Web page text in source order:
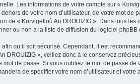
Les informations de votre compte sur «
de votre nom d’utilisateur, de votre mot
de « Korvigelloù An DROUIZIG ». Dans tous
ou non à la liste de diffusion du logiciel phpBB
qu’il soit sécurisé. Cependant, il est
DROUIZIG », veillez donc à le conservez
de passe. Si vous oubliez le mot de passe
de spécifier votre nom d’utilisateur et